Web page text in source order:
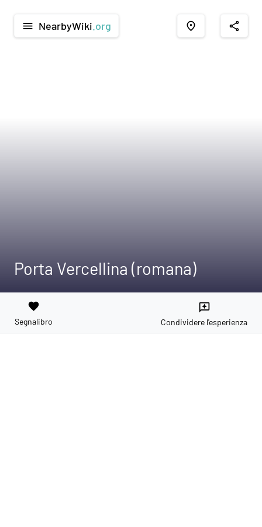
menu NearbyWiki .org place share
Porta Vercellina (romana)
favorite
Segnalibro
reviews
Condividere l'esperienza